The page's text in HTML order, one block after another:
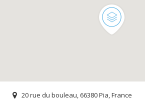
20 rue du bouleau, 66380 Pia, France